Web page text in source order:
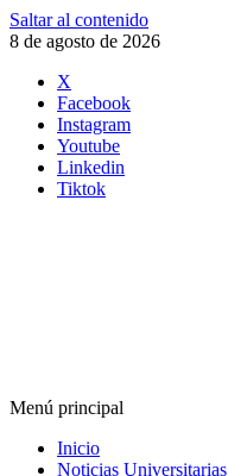
Saltar al contenido
8 de agosto de 2026
X
Facebook
Instagram
Youtube
Linkedin
Tiktok
Menú principal
Inicio
Noticias Universitarias